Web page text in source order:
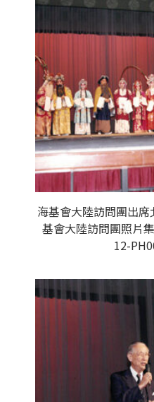
海基會大陸訪問團出
基會大陸訪問團照片
12-